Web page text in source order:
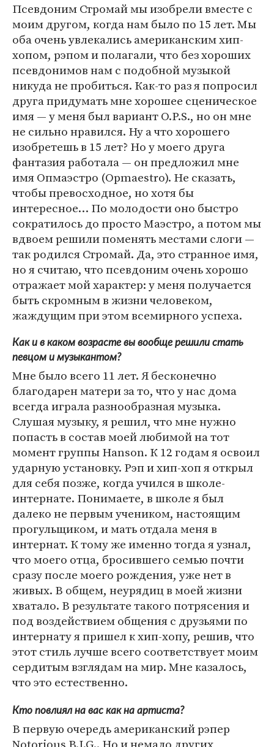
Псевдоним Стромай мы изобрели вместе с
моим другом, когда нам было по 15 лет. Мы
оба очень увлекались американским хип-
хопом, рэпом и полагали, что без хороших
псевдонимов нам с подобной музыкой
никуда не пробиться. Как-то раз я попросил
друга придумать мне хорошее сценическое
имя — у меня был вариант O.P.S., но он мне
не сильно нравился. Ну а что хорошего
изобретешь в 15 лет? Но у моего друга
фантазия работала — он предложил мне
имя Опмаэстро (Opmaestro). Не сказать,
чтобы превосходное, но хотя бы
интересное… По молодости оно быстро
сократилось до просто Маэстро, а потом мы
вдвоем решили поменять местами слоги —
так родился Стромай. Да, это странное имя,
но я считаю, что псевдоним очень хорошо
отражает мой характер: у меня получается
быть скромным в жизни человеком,
жаждущим при этом всемирного успеха.
Как и в каком возрасте вы вообще решили стать
певцом и музыкантом?
Мне было всего 11 лет. Я бесконечно
благодарен матери за то, что у нас дома
всегда играла разнообразная музыка.
Слушая музыку, я решил, что мне нужно
попасть в состав моей любимой на тот
момент группы Hanson. К 12 годам я освоил
ударную установку. Рэп и хип-хоп я открыл
для себя позже, когда учился в школе-
интернате. Понимаете, в школе я был
далеко не первым учеником, настоящим
прогульщиком, и мать отдала меня в
интернат. К тому же именно тогда я узнал,
что моего отца, бросившего семью почти
сразу после моего рождения, уже нет в
живых. В общем, неурядиц в моей жизни
хватало. В результате такого потрясения и
под воздействием общения с друзьями по
интернату я пришел к хип-хопу, решив, что
этот стиль лучше всего соответствует моим
сердитым взглядам на мир. Мне казалось,
что это естественно.
Кто повлиял на вас как на артиста?
В первую очередь американский рэпер